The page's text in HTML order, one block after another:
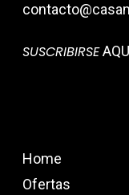
SUSCRIBIRSE
Home
Ofertas